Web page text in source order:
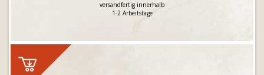
versandfertig innerhalb
1-2 Arbeitstage